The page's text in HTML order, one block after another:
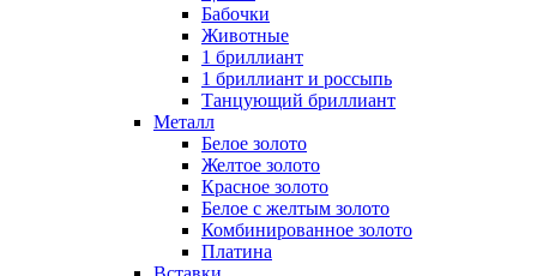
Бабочки
Животные
1 бриллиант
1 бриллиант и россыпь
Танцующий бриллиант
Металл
Белое золото
Желтое золото
Красное золото
Белое с желтым золото
Комбинированное золото
Платина